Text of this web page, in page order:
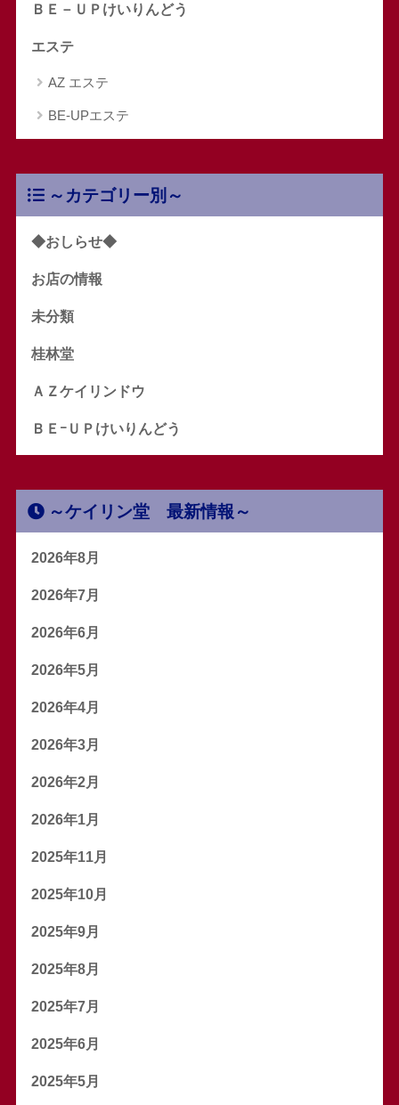
ＢＥ－ＵＰけいりんどう
エステ
AZ エステ
BE-UPエステ
～カテゴリー別～
◆おしらせ◆
お店の情報
未分類
桂林堂
ＡＺケイリンドウ
ＢＥｰＵＰけいりんどう
～ケイリン堂 最新情報～
2026年8月
2026年7月
2026年6月
2026年5月
2026年4月
2026年3月
2026年2月
2026年1月
2025年11月
2025年10月
2025年9月
2025年8月
2025年7月
2025年6月
2025年5月